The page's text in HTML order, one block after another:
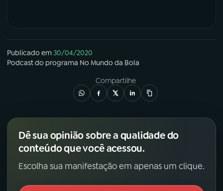
Publicado em30/04/2020
Podcastdo programa No Mundo da Bola
Compartilhe
Dê sua opinião sobre a qualidade do
conteúdo que você acessou.
Escolha sua manifestação em apenas um clique.